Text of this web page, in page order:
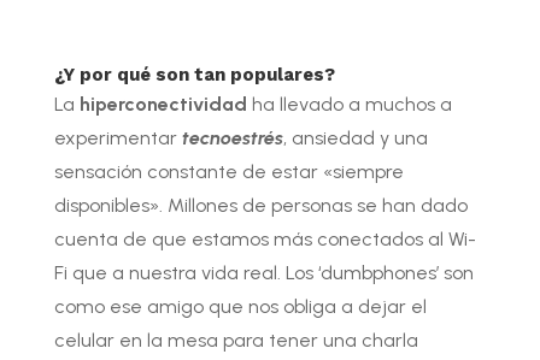
¿Y por qué son tan populares?
La hiperconectividad ha llevado a muchos a
experimentar tecnoestrés, ansiedad y una
sensación constante de estar «siempre
disponibles». Millones de personas se han dado
cuenta de que estamos más conectados al Wi-
Fi que a nuestra vida real. Los ‘dumbphones’ son
como ese amigo que nos obliga a dejar el
celular en la mesa para tener una charla